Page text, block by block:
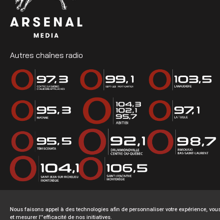
Autres chaînes radio
Nous faisons appel à des technologies afin de personnaliser votre expérience,
et mesurer l''efficacité de nos initiatives.